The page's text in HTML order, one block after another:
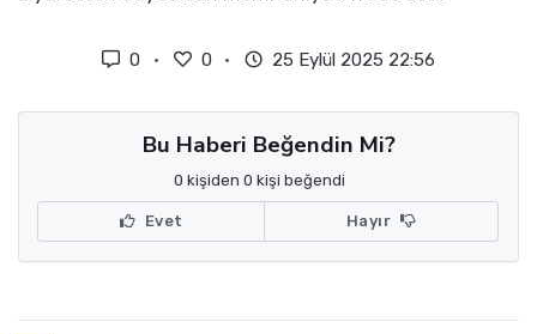
0 0 25 Eylül 2025 22:56
Bu Haberi Beğendin Mi?
0 kişiden 0 kişi beğendi
Evet Hayır